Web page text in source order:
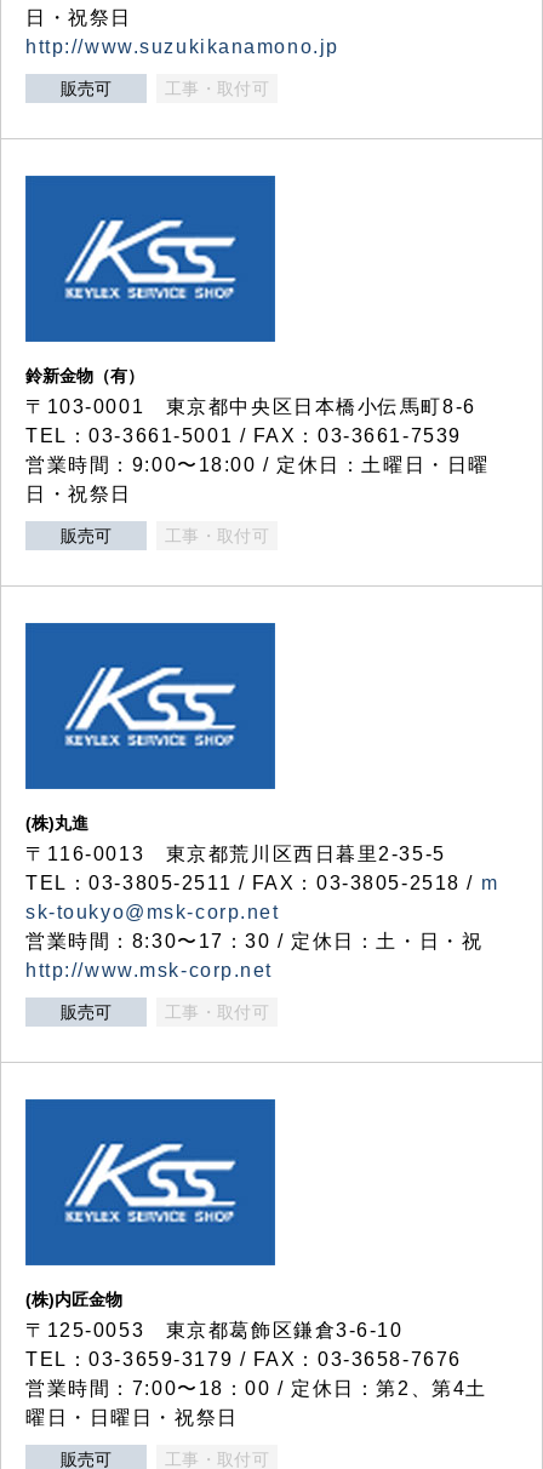
日・祝祭日
http://www.suzukikanamono.jp
販売可 工事・取付可
鈴新金物（有）
〒103-0001 東京都中央区日本橋小伝馬町8-6
TEL：03-3661-5001 / FAX：03-3661-7539
営業時間：9:00〜18:00 / 定休日：土曜日・日曜
日・祝祭日
販売可 工事・取付可
(株)丸進
〒116-0013 東京都荒川区西日暮里2-35-5
TEL：03-3805-2511 / FAX：03-3805-2518 / m
sk-toukyo@msk-corp.net
営業時間：8:30〜17：30 / 定休日：土・日・祝
http://www.msk-corp.net
販売可 工事・取付可
(株)内匠金物
〒125-0053 東京都葛飾区鎌倉3-6-10
TEL：03-3659-3179 / FAX：03-3658-7676
営業時間：7:00〜18：00 / 定休日：第2、第4土
曜日・日曜日・祝祭日
販売可 工事・取付可